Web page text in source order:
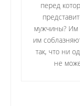
перед
мужчины? Им
им
так, что ни
не